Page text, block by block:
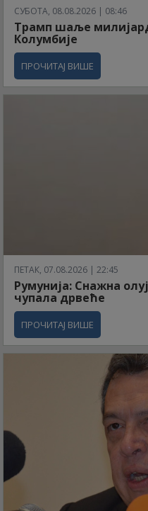
СУБОТА, 08.08.2026 | 08:46
Трамп шаље
Колумбије
ПРОЧИТАЈ ВИШЕ
ПЕТАК, 07.08.2026 | 22:45
Румунија: Снажна
чупала дрвеће
ПРОЧИТАЈ ВИШЕ